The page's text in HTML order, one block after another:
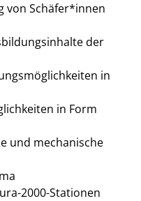
von Schäfer*innen
der
in
in Form
und mechanische
2000-Stationen